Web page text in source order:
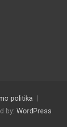
politika
by: WordPress